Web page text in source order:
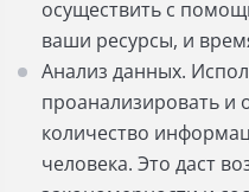
осуществить с
ваши ресурсы, и
Анализ данных.
проанализировать и
количество
человека. Это даст